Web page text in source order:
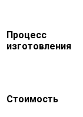
Процесс
изготовления
Стоимость